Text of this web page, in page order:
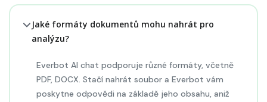
Jaké formáty dokumentů mohu nahrát pro
analýzu?
Everbot AI chat podporuje různé formáty, včetně
PDF, DOCX. Stačí nahrát soubor a Everbot vám
poskytne odpovědi na základě jeho obsahu, aniž